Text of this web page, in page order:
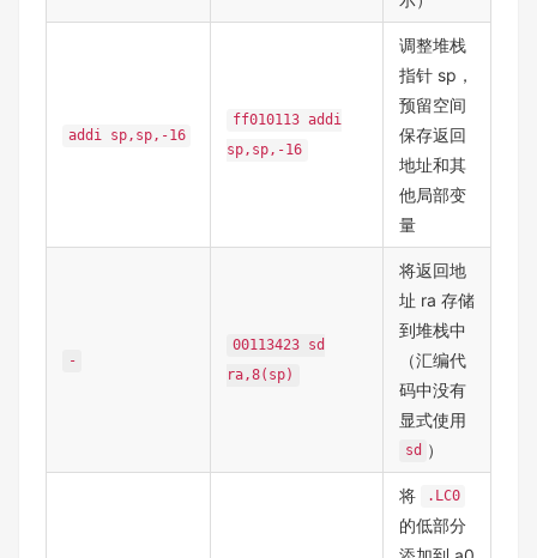
addi sp,sp,-16
ff010113 addi
sp,sp,-16
调整堆栈
指针 sp，
预留空间
保存返回
地址和其
他局部变
量
-
00113423 sd
ra,8(sp)
将返回地
址 ra 存储
到堆栈中
（汇编代
码中没有
显式使用
sd ）
将 .LC0
的低部分